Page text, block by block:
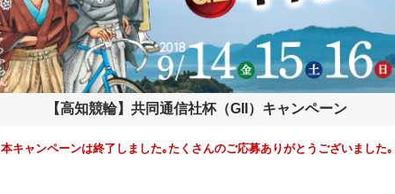
【高知競輪】共同通信社杯（GII）キャンペーン
本キャンペーンは終了しました｡たくさんのご応募ありがとうございました｡